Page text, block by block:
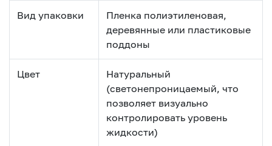
Вид упаковки
Пленка полиэтиленовая,
деревянные или пластиковые
поддоны
Цвет
Натуральный
(светонепроницаемый, что
позволяет визуально
контролировать уровень
жидкости)